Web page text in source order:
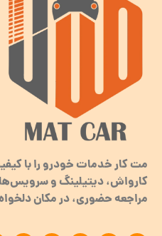
مت کار خدمات خودرو را با
کارواش، دیتیلینگ و
مراجعه حضوری، در مکان